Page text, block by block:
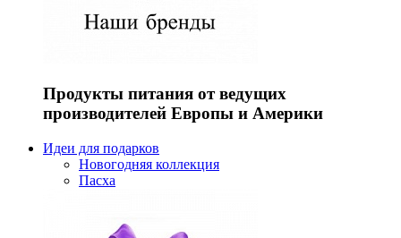
Продукты питания от ведущих
производителей Европы и Америки
Идеи для подарков
Новогодняя коллекция
Пасха